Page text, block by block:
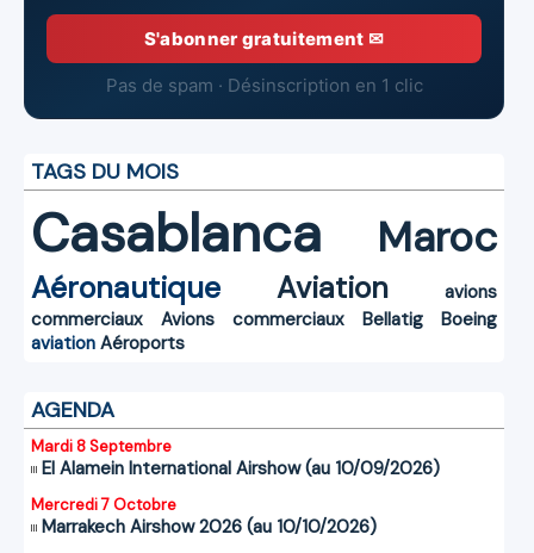
S'abonner gratuitement ✉
Pas de spam · Désinscription en 1 clic
TAGS DU MOIS
Casablanca Maroc
Aéronautique Aviation
avions
commerciaux
Avions commerciaux Bellatig
Boeing
aviation Aéroports
AGENDA
Mardi 8 Septembre
El Alamein International Airshow (au 10/09/2026)
Mercredi 7 Octobre
Marrakech Airshow 2026 (au 10/10/2026)